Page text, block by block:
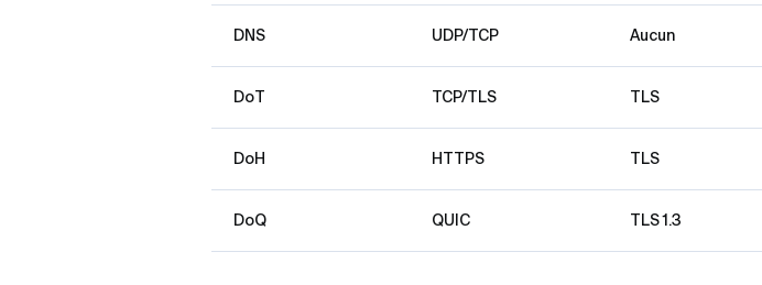
DNS UDP/TCP Aucun
DoT TCP/TLS TLS
DoH HTTPS TLS
DoQ QUIC TLS 1.3